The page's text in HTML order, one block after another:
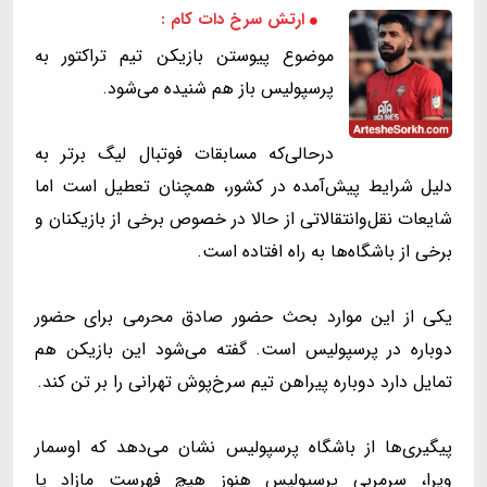
ارتش سرخ دات کام :
موضوع پیوستن بازیکن تیم تراکتور به
پرسپولیس باز هم شنیده می‌شود.
درحالی‌که مسابقات فوتبال لیگ برتر به
دلیل شرایط پیش‌آمده در کشور، همچنان تعطیل است اما
شایعات نقل‌وانتقالاتی از حالا در خصوص برخی از بازیکنان و
برخی از باشگاه‌ها به راه افتاده است.
یکی از این موارد بحث حضور صادق محرمی برای حضور
دوباره در پرسپولیس است. گفته می‌شود این بازیکن هم
تمایل دارد دوباره پیراهن تیم سرخ‌پوش تهرانی را بر تن کند.
پیگیری‌ها از باشگاه پرسپولیس نشان می‌دهد که اوسمار
ویرا، سرمربی پرسپولیس هنوز هیچ فهرست مازاد یا